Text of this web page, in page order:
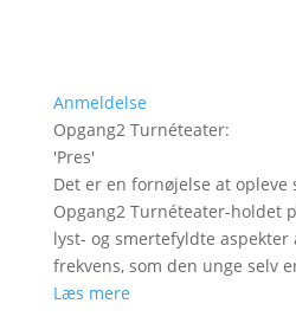
Anmeldelse
Opgang2 Turnéteater:
'Pres'
Det er en fornøjelse at opleve
Opgang2 Turnéteater-holdet
lyst- og smertefyldte
frekvens, som den unge selv
Læs mere